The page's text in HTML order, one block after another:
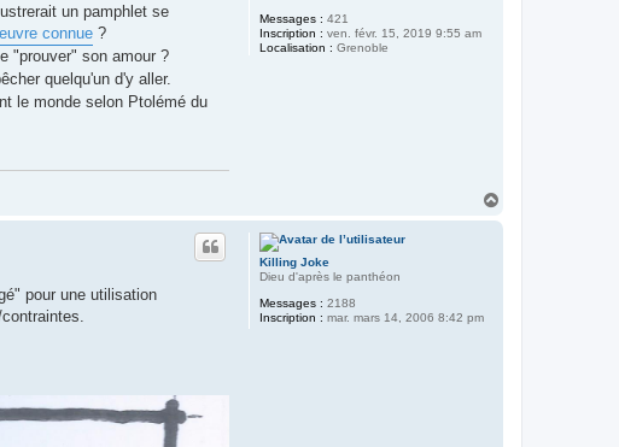
n
Messages : 421
Inscription : ven. févr. 15, 2019 9:55 am
Localisation : Grenoble
un pamphlet se
connue ?
"prouver" son amour ?
quelqu'un d'y aller.
le monde selon Ptolémé du
Killing Joke
Dieu d'après le panthéon
Messages : 2188
Inscription : mar. mars 14, 2006 8:42 pm
pour une utilisation